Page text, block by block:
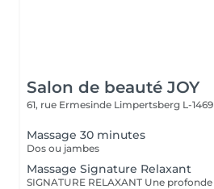
Salon de beauté JOY
61, rue Ermesinde Limpertsberg L-1469
Massage 30 minutes
Dos ou jambes
Massage Signature Relaxant